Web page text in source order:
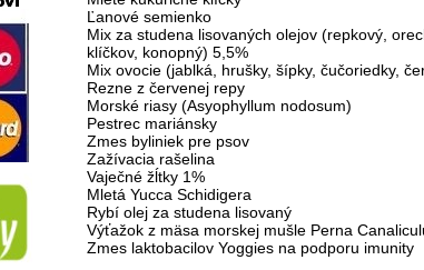
Ľanové semienko
Mix za studena lisovaných olejov (repkový,
klíčkov, konopný) 5,5%
Mix ovocie (jablká, hrušky, šípky, čučoriedky,
Rezne z červenej repy
Morské riasy (Asyophyllum nodosum)
Pestrec mariánsky
Zmes byliniek pre psov
Zažívacia rašelina
Vaječné žĺtky 1%
Mletá Yucca Schidigera
Rybí olej za studena lisovaný
Výťažok z mäsa morskej mušle Perna
Zmes laktobacilov Yoggies na podporu imunity